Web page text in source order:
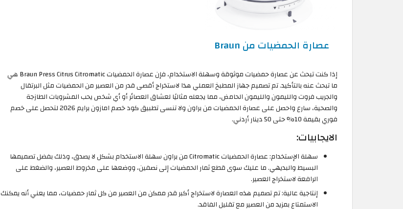
عصارة الحمضيات من Braun
إذا كنت تبحث عن عصارة حمضيات موثوقة وسهلة الاستخدام، فإن عصارة الحمضيات Braun Press Citrus Citromatic هي
ما تبحث عنه بالتأكيد. تم تصميم جهاز المطبخ العملي هذا لاستخراج أقصى قدر من العصير من الحمضيات مثل البرتقال
والجريب فروت والليمون والليمون الحامض، مما يجعله مثاليًا لعشاق العصائر أو أي شخص يحب المشروبات الطازجة
والصحية، سارع واحصل على عصارة الحمضيات من براون ولا تنسى تطبيق كود خصم امازون برايم 2026 لتحصل على خصم
فوري بقيمة 10% حتى 50 دينار أردني.
الايجابيات:
سهلة الإستخدام: عصارة الحمضيات Citromatic من براون سهلة الاستخدام بشكل لا يصدق، وذلك بفضل تصميمها
البسيط والبديهي. ما عليك سوى قطع ثمار الحمضيات إلى نصفين، ووضعها على مخروط العصير، والضغط على
الرافعة لاستخراج العصير.
إنتاجية عالية: تم تصميم هذه العصارة لاستخراج أكبر قدر ممكن من العصير من كل ثمار حمضيات، مما يعني أنه يمكنك
الاستمتاع بمزيد من العصير مع تقليل الفاقد.